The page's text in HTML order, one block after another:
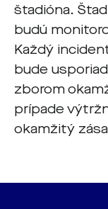
štadióna.
budú
Každý
bude
zborom
prípade
okamžitý